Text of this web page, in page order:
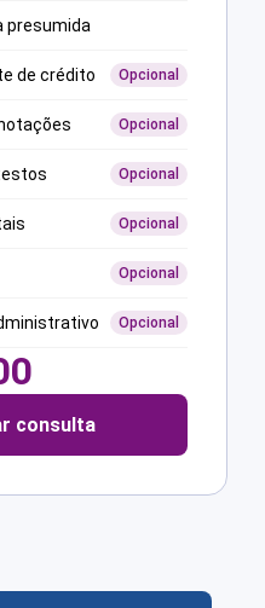
presumida
de crédito Opcional
Opcional
Opcional
Opcional
Opcional
Opcional
consulta